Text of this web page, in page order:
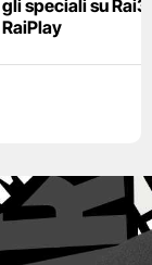
gli speciali su
RaiPlay